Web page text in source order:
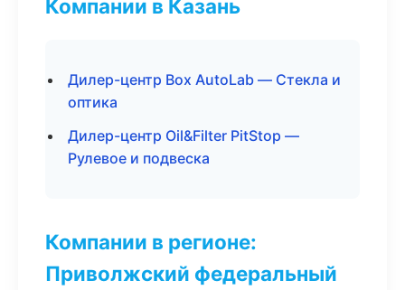
Компании в Казань
Дилер-центр Box AutoLab — Стекла и
оптика
Дилер-центр Oil&Filter PitStop —
Рулевое и подвеска
Компании в регионе:
Приволжский федеральный